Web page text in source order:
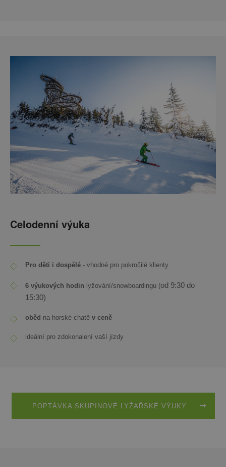
Celodenní výuka
Pro děti i dospělé - vhodné pro pokročilé klienty
6 výukových hodin lyžování/snowboardingu (od 9:30 do
15:30)
oběd na horské chatě v ceně
ideální pro zdokonalení vaší jízdy
POPTÁVKA SKUPINOVÉ LYŽAŘSKÉ VÝUKY